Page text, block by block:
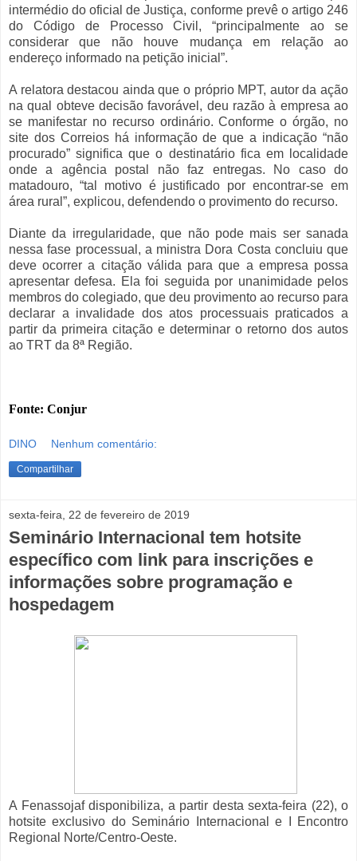
intermédio do oficial de Justiça, conforme prevê o artigo 246
do Código de Processo Civil, “principalmente ao se
considerar que não houve mudança em relação ao
endereço informado na petição inicial”.
A relatora destacou ainda que o próprio MPT, autor da ação
na qual obteve decisão favorável, deu razão à empresa ao
se manifestar no recurso ordinário. Conforme o órgão, no
site dos Correios há informação de que a indicação “não
procurado” significa que o destinatário fica em localidade
onde a agência postal não faz entregas. No caso do
matadouro, “tal motivo é justificado por encontrar-se em
área rural”, explicou, defendendo o provimento do recurso.
Diante da irregularidade, que não pode mais ser sanada
nessa fase processual, a ministra Dora Costa concluiu que
deve ocorrer a citação válida para que a empresa possa
apresentar defesa. Ela foi seguida por unanimidade pelos
membros do colegiado, que deu provimento ao recurso para
declarar a invalidade dos atos processuais praticados a
partir da primeira citação e determinar o retorno dos autos
ao TRT da 8ª Região.
Fonte: Conjur
DINO Nenhum comentário:
Compartilhar
sexta-feira, 22 de fevereiro de 2019
Seminário Internacional tem hotsite
específico com link para inscrições e
informações sobre programação e
hospedagem
A Fenassojaf disponibiliza, a partir desta sexta-feira (22), o
hotsite exclusivo do Seminário Internacional e I Encontro
Regional Norte/Centro-Oeste.